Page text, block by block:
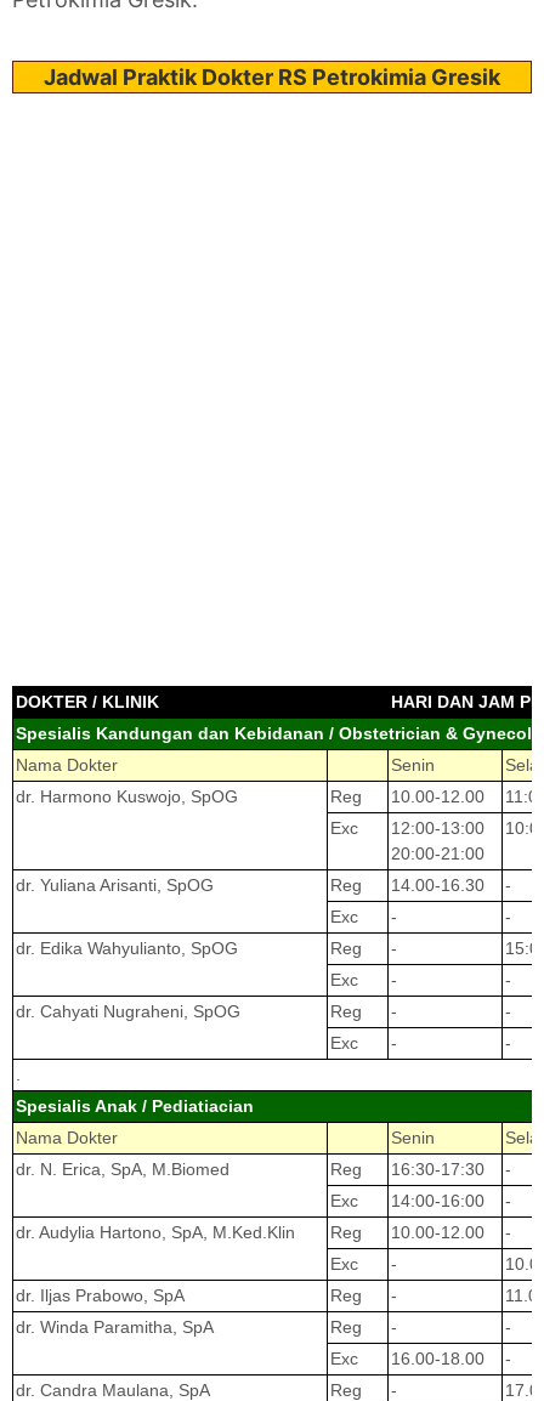
Jadwal Praktik Dokter RS Petrokimia Gresik
DOKTER / KLINIK
HARI DAN JAM
Spesialis Kandungan dan Kebidanan / Obstetrician &
Nama Dokter
Senin
dr. Harmono Kuswojo, SpOG
Reg 10.00-12.00
Exc
12:00-13:00
20:00-21:00
dr. Yuliana Arisanti, SpOG Reg 14.00-16.30
-
Exc
-
-
dr. Edika Wahyulianto, SpOG
Reg -
Exc
-
-
dr. Cahyati Nugraheni, SpOG
Reg -
-
Exc
-
-
Spesialis Anak / Pediatiacian
Nama Dokter
Senin
dr. N. Erica, SpA, M.Biomed
Reg 16:30-17:30
-
Exc
14:00-16:00
-
dr. Audylia Hartono, SpA, M.Ked.Klin
Reg 10.00-12.00
-
Exc
-
dr. Iljas Prabowo, SpA
Reg -
dr. Winda Paramitha, SpA
Reg -
-
Exc
16.00-18.00
-
dr. Candra Maulana, SpA
Reg -